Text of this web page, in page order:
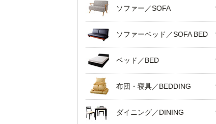
ソファー／SOFA
ソファーベッド／SOFA BED
ベッド／BED
布団・寝具／BEDDING
ダイニング／DINING